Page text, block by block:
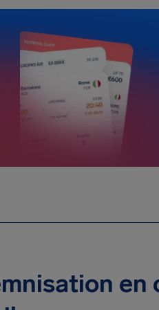
en